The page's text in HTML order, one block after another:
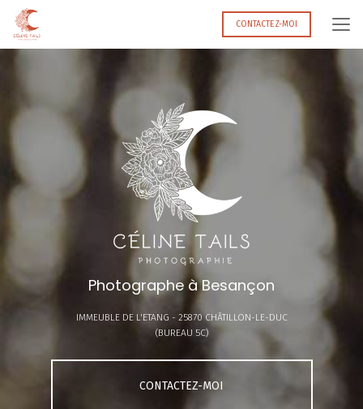
Aller
contenu
CONTACTEZ-MOI
Photographe à Besançon
IMMEUBLE DE L'ETANG - 25870 CHÂTILLON-LE-DUC
(BUREAU 5C)
CONTACTEZ-MOI